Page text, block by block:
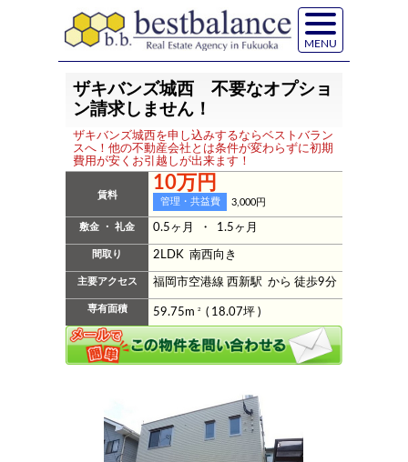
MENU
ザキバンズ城西 不要なオプショ
ン請求しません！
ザキバンズ城西を申し込みするならベストバラン
スへ！他の不動産会社とは条件が変わらずに初期
費用が安くお引越しが出来ます！
賃料
10万円
管理・共益費 3,000円
敷金 ・ 礼金 0.5ヶ月 ・ 1.5ヶ月
間取り 2LDK 南西向き
主要アクセス 福岡市空港線 西新駅 から 徒歩9分
専有面積 59.75m2 ( 18.07坪 )